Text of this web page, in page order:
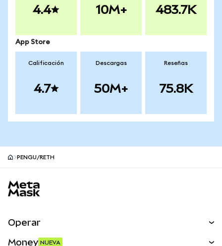
4.4 10M+ 483.7K
App Store
Calificación
4.7
Descargas
50M+
Reseñas
75.8K
PENGU/RETH
Operar
Money NUEVA